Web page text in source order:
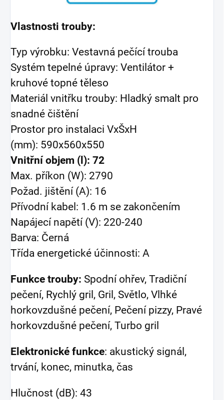
Vlastnosti trouby:
Typ výrobku: Vestavná pečící trouba
Systém tepelné úpravy: Ventilátor +
kruhové topné těleso
Materiál vnitřku trouby: Hladký smalt pro
snadné čištění
Prostor pro instalaci VxŠxH
(mm): 590x560x550
Vnitřní objem (l): 72
Max. příkon (W): 2790
Požad. jištění (A): 16
Přívodní kabel: 1.6 m se zakončením
Napájecí napětí (V): 220-240
Barva: Černá
Třída energetické účinnosti: A
Funkce trouby: Spodní ohřev, Tradiční
pečení, Rychlý gril, Gril, Světlo, Vlhké
horkovzdušné pečení, Pečení pizzy, Pravé
horkovzdušné pečení, Turbo gril
Elektronické funkce: akustický signál,
trvání, konec, minutka, čas
Hlučnost (dB): 43